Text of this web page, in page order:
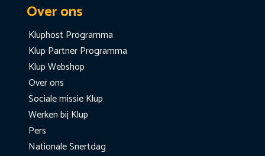
Over ons
Kluphost Programma
Klup Partner Programma
Klup Webshop
Over ons
Sociale missie Klup
Werken bij Klup
Pers
Nationale Snertdag